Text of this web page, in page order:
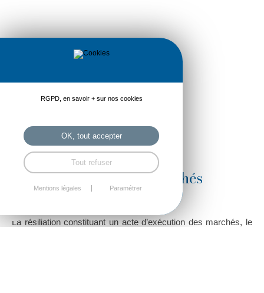
5 Juin 2012 Droit des marchés
publics
La résiliation constituant un acte d’exécution des marchés, le
RGPD, en savoir + sur nos cookies
OK, tout accepter
Tout refuser
Mentions légales Paramétrer